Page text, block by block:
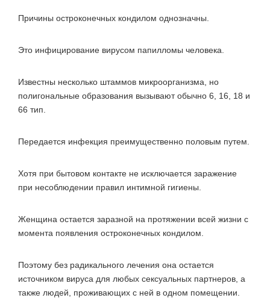
Причины остроконечных кондилом однозначны.
Это инфицирование вирусом папилломы человека.
Известны несколько штаммов микроорганизма, но
полигональные образования вызывают обычно 6, 16, 18 и
66 тип.
Передается инфекция преимущественно половым путем.
Хотя при бытовом контакте не исключается заражение
при несоблюдении правил интимной гигиены.
Женщина остается заразной на протяжении всей жизни с
момента появления остроконечных кондилом.
Поэтому без радикального лечения она остается
источником вируса для любых сексуальных партнеров, а
также людей, проживающих с ней в одном помещении.